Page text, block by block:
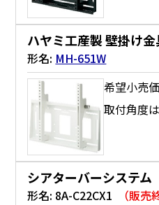
ハヤミ工産製 壁掛け金
形名: MH-651W
希望小売
取付角度は
シアターバーシステム
形名: 8A-C22CX1
（販売